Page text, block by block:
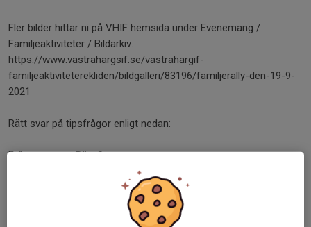
Fler bilder hittar ni på VHIF hemsida under Evenemang /
Familjeaktiviteter / Bildarkiv.
https://www.vastrahargsif.se/vastrahargif-
familjeaktiviteterekliden/bildgalleri/83196/familjerally-den-19-9-
2021
Rätt svar på tipsfrågor enligt nedan:
Fråga Rätt Svar
1 X Till minne av Johannes Döpare
2 X Prins Bertil
3 2 Puck
4 X Pontiac